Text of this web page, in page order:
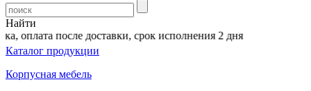
Найти
оплата после доставки, срок исполнения 2 дня
Каталог продукции
Корпусная мебель